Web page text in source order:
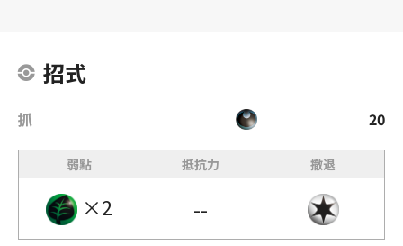
招式
抓 20
弱點 抵抗力 撤退
×2 --